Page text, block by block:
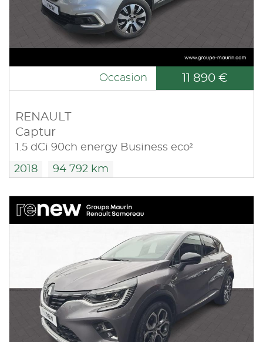
Occasion 11 890 €
RENAULT
Captur
1.5 dCi 90ch energy Business eco²
2018 94 792 km